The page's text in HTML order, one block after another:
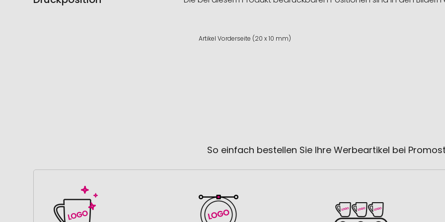
Artikel Vorderseite (20 x 10 mm)
So einfach bestellen Sie Ihre Werbeartikel bei